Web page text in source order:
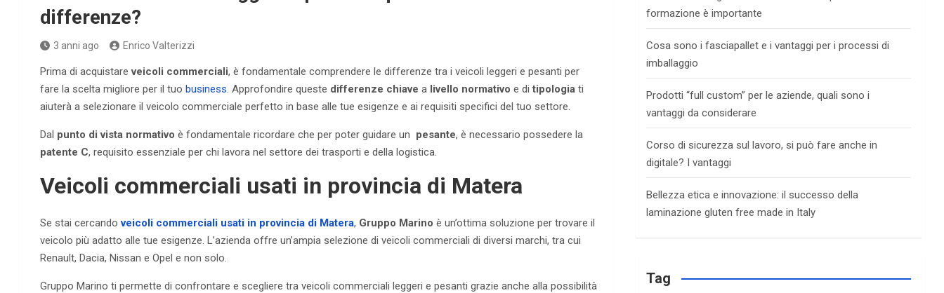
differenze?
3 anni ago Enrico Valterizzi
Prima di acquistareveicoli commerciali, è fondamentale comprendere le differenze tra i veicoli leggeri e pesanti per
fare la scelta migliore per il tuo business. Approfondire queste differenze chiave a livello normativo e ditipologia ti
aiuterà a selezionare il veicolo commerciale perfetto in base alle tue esigenze e ai requisiti specifici del tuo settore.
Dal punto di vista normativo è fondamentale ricordare che per poter guidare un pesante, è necessario possedere la
patente C, requisito essenziale per chi lavora nel settore dei trasporti e della logistica.
Veicoli commerciali usati in provincia di Matera
Se stai cercandoveicoli commerciali usati in provincia di Matera, Gruppo Marino è un’ottima soluzione per trovare il
veicolo più adatto alle tue esigenze. L’azienda offre un’ampia selezione di veicoli commerciali di diversi marchi, tra cui
Renault, Dacia, Nissan e Opel e non solo.
Gruppo Marino ti permette di confrontare e scegliere tra veicoli commerciali leggeri e pesanti grazie anche alla possibilità
formazione è importante
Cosa sono i fasciapallet e i vantaggi per i processi di
imballaggio
Prodotti “full custom” per le aziende, quali sono i
vantaggi da considerare
Corso di sicurezza sul lavoro, si può fare anche in
digitale? I vantaggi
Bellezza etica e innovazione: il successo della
laminazione gluten free made in Italy
Tag